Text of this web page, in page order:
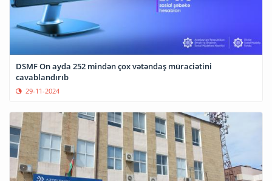
DSMF On ayda 252 mindən çox vətəndaş müraciətini
cavablandırıb
29-11-2024